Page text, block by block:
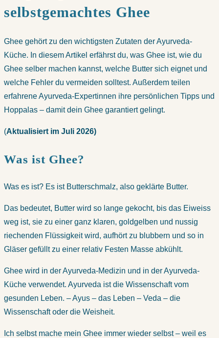
selbstgemachtes Ghee
Ghee gehört zu den wichtigsten Zutaten der Ayurveda-
Küche. In diesem Artikel erfährst du, was Ghee ist, wie du
Ghee selber machen kannst, welche Butter sich eignet und
welche Fehler du vermeiden solltest. Außerdem teilen
erfahrene Ayurveda-Expertinnen ihre persönlichen Tipps und
Hoppalas – damit dein Ghee garantiert gelingt.
(Aktualisiert im Juli 2026)
Was ist Ghee?
Was es ist? Es ist Butterschmalz, also geklärte Butter.
Das bedeutet, Butter wird so lange gekocht, bis das Eiweiss
weg ist, sie zu einer ganz klaren, goldgelben und nussig
riechenden Flüssigkeit wird, aufhört zu blubbern und so in
Gläser gefüllt zu einer relativ Festen Masse abkühlt.
Ghee wird in der Ayurveda-Medizin und in der Ayurveda-
Küche verwendet. Ayurveda ist die Wissenschaft vom
gesunden Leben. – Ayus – das Leben – Veda – die
Wissenschaft oder die Weisheit.
Ich selbst mache mein Ghee immer wieder selbst – weil es